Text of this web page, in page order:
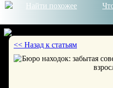
Найти похожее
©
<< Назад к статьям